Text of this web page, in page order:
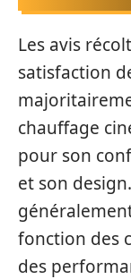
Les avis
satisfaction
chauffage
pour son
et son
fonction des
des